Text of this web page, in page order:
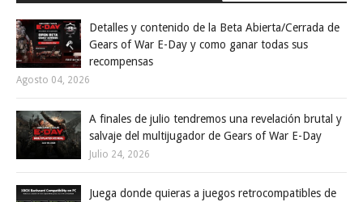
Detalles y contenido de la Beta Abierta/Cerrada de
Gears of War E-Day y como ganar todas sus
recompensas
Agosto 04, 2026
A finales de julio tendremos una revelación brutal y
salvaje del multijugador de Gears of War E-Day
Julio 24, 2026
Juega donde quieras a juegos retrocompatibles de